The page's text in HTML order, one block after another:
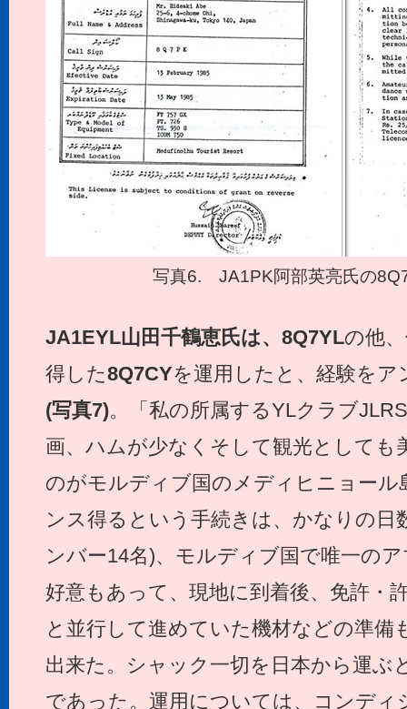
写真6. JA1PK阿部英亮氏の
JA1EYL山田千鶴恵氏は、8Q7YLの他
得した8Q7CYを運用したと、経験を
(写真7)。「私の所属するYLクラブ
画、ハムが少なくそして観光としても
のがモルディブ国のメディヒニョール
ンス得るという手続きは、かなりの日
ンバー14名)、モルディブ国で唯一の
好意もあって、現地に到着後、免許・
と並行して進めていた機材などの準備
出来た。シャック一切を日本から運ぶ
であった。運用については、コンデ